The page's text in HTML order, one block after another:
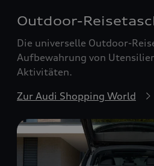
Outdoor-
Die universelle Outdoor-
Aufbewahrung von
Aktivitäten.
Zur Audi Shopping World